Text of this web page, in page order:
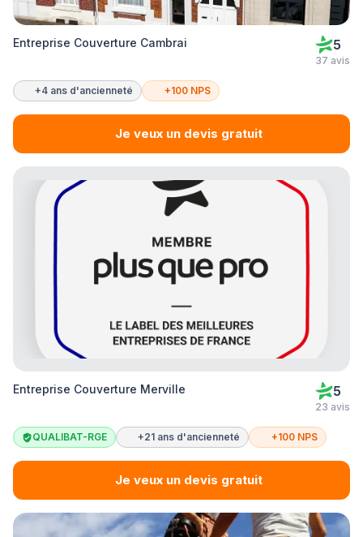
Entreprise Couverture Cambrai 5
37 avis
+4 ans d'ancienneté +100 NPS
Je veux un devis gratuit
Entreprise Couverture Merville 5
23 avis
QUALIBAT-RGE +21 ans d'ancienneté +100 NPS
Je veux un devis gratuit